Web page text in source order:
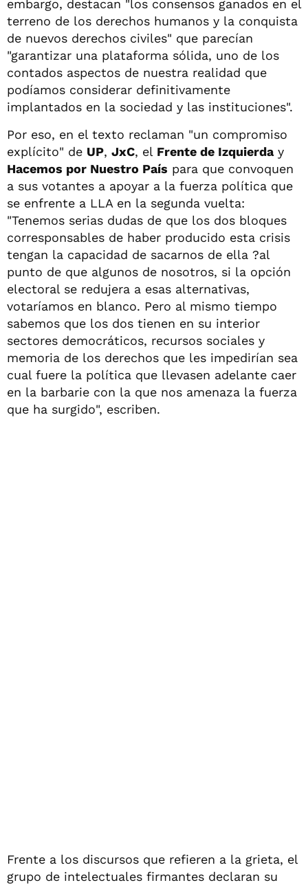
embargo, destacan "los consensos ganados en el
terreno de los derechos humanos y la conquista
de nuevos derechos civiles" que parecían
"garantizar una plataforma sólida, uno de los
contados aspectos de nuestra realidad que
podíamos considerar definitivamente
implantados en la sociedad y las instituciones".
Por eso, en el texto reclaman "un compromiso
explícito" de UP, JxC, el Frente de Izquierday
Hacemos por Nuestro País para que convoquen
a sus votantes a apoyar a la fuerza política que
se enfrente a LLA en la segunda vuelta:
"Tenemos serias dudas de que los dos bloques
corresponsables de haber producido esta crisis
tengan la capacidad de sacarnos de ella ?al
punto de que algunos de nosotros, si la opción
electoral se redujera a esas alternativas,
votaríamos en blanco. Pero al mismo tiempo
sabemos que los dos tienen en su interior
sectores democráticos, recursos sociales y
memoria de los derechos que les impedirían sea
cual fuere la política que llevasen adelante caer
en la barbarie con la que nos amenaza la fuerza
que ha surgido", escriben.
Frente a los discursos que refieren a la grieta, el
grupo de intelectuales firmantes declaran su